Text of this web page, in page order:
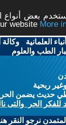
بعض
website
العلمانية -وكالة
الطب والعلوم
ربحية
يضمن الحرية
الحر والتى
نرجو النقر